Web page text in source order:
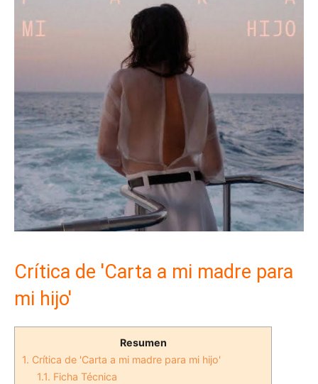
Crítica de 'Carta a mi madre para
mi hijo'
Resumen
1. Crítica de 'Carta a mi madre para mi hijo'
1.1. Ficha Técnica